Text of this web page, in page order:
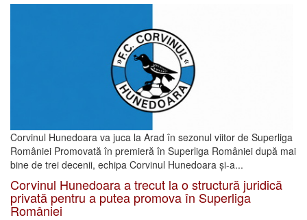
Corvinul Hunedoara va juca la Arad în sezonul viitor de Superliga
României Promovată în premieră în Superliga României după mai
bine de trei decenii, echipa Corvinul Hunedoara și-a...
Corvinul Hunedoara a trecut la o structură juridică
privată pentru a putea promova în Superliga
României